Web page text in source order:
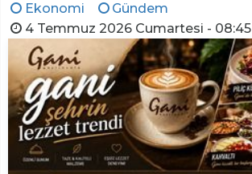
Ekonomi
Gündem
4 Temmuz 2026 Cumartesi - 08:45